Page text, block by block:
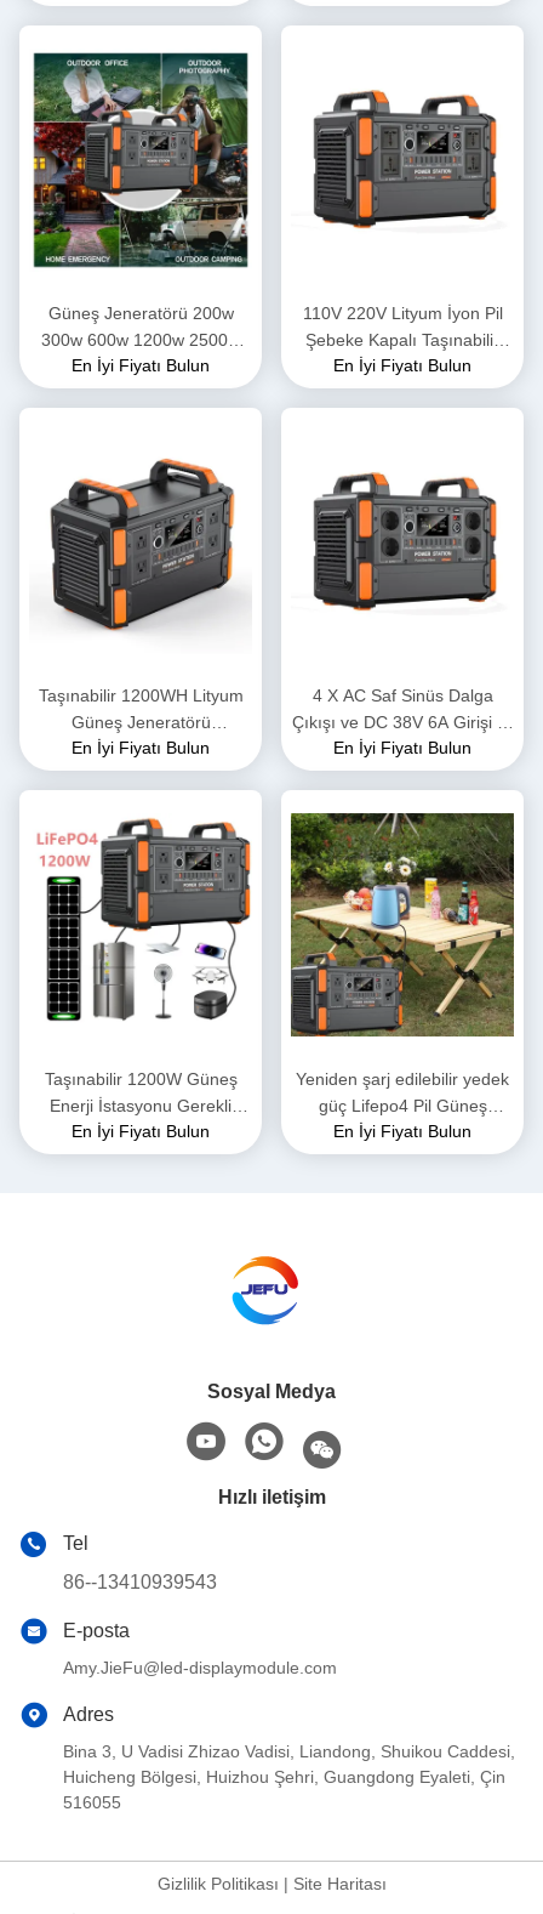
LiFePO4 Pilli Güneş
için
Taşınabilir Güç İstasyonu
Güneş Jeneratörü 200w
300w 600w 1200w 2500w
Açık Banko Taşınabilir
Güneş Lifepo4 Taşınabilir
En İyi Fiyatı Bulun
110V 220V Lityum İyon Pil
Şebeke Kapalı Taşınabilir
Güneş Jeneratörü 1000W
1500W 2000W 3000W
En İyi Fiyatı Bulun
Taşınabilir 1200WH Lityum
Güneş Jeneratörü
Özelleştirilmiş AC 110V/230V
Güç İstasyonu MPPT Kontrol
Yürüyüşü İçin
En İyi Fiyatı Bulun
4 X AC Saf Sinüs Dalga
Çıkışı ve DC 38V 6A Girişi ile
Taşınabilir Elektrik
Santralinin Kolaylığını
En İyi Fiyatı Bulun
Taşınabilir 1200W Güneş
Enerji İstasyonu Gerekli
230V ile Dış Batarya Enerji
Jeneratörü Ev Kullanımı için
En İyi Fiyatı Bulun
Yeniden şarj edilebilir yedek
güç Lifepo4 Pil Güneş
Jeneratörü 1200w Taşınabilir
Elektrik Santrali 600wh Açık
En İyi Fiyatı Bulun
Sosyal Medya
Hızlı iletişim
Tel
86--13410939543
E-posta
Amy.JieFu@led-displaymodule.com
Adres
Bina 3, U Vadisi Zhizao Vadisi, Liandong, Shuikou Caddesi,
Huicheng Bölgesi, Huizhou Şehri, Guangdong Eyaleti, Çin
516055
Gizlilik Politikası | Site Haritası